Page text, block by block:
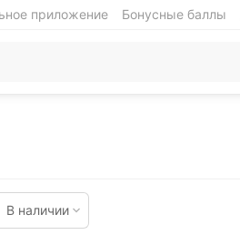
приложение Бонусные баллы
В наличии